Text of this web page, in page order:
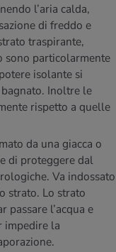
l’aria calda,
di freddo e
traspirante,
sono particolarmente
isolante si
Inoltre le
rispetto a quelle
da una giacca o
di proteggere dal
Va indossato
strato. Lo strato
passare l’acqua e
impedire la